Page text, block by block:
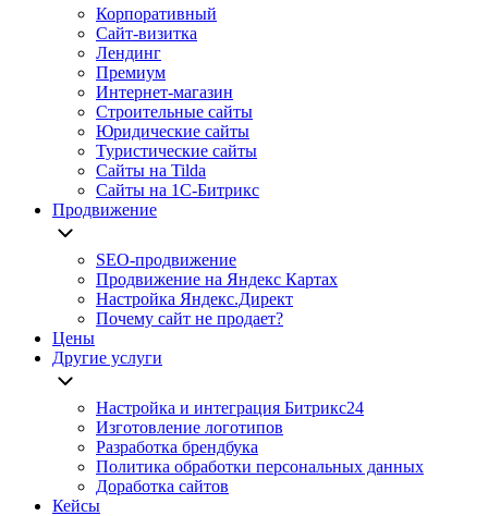
Корпоративный
Сайт-визитка
Лендинг
Премиум
Интернет-магазин
Строительные сайты
Юридические сайты
Туристические сайты
Сайты на Tilda
Сайты на 1С-Битрикс
Продвижение
SEO-продвижение
Продвижение на Яндекс Картах
Настройка Яндекс.Директ
Почему сайт не продает?
Цены
Другие услуги
Настройка и интеграция Битрикс24
Изготовление логотипов
Разработка брендбука
Политика обработки персональных данных
Доработка сайтов
Кейсы